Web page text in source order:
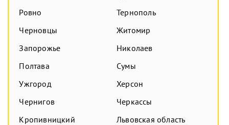
Ровно
Тернополь
Черновцы
Житомир
Запорожье
Николаев
Полтава
Сумы
Ужгород
Херсон
Чернигов
Черкассы
Кропивницкий
Львовская область